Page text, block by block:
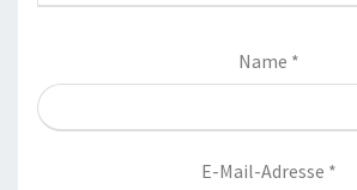
Name *
E-Mail-Adresse *